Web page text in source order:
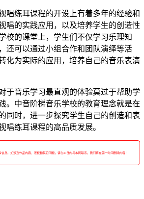
唱练耳课程的开设上有着多年的经验和
唱的实践应用，以及培养学生的创造性
校的课堂上，学生们不仅学习乐理知
还可以通过小组合作和团队演绎等活
化为实际的应用，培养自己的音乐表演
于音乐学习最直观的体验莫过于帮助学
。中音阶梯音乐学校的教育理念就是在
同时，进一步探究学生自己的创造和表
唱练耳课程的高品质发展。
息。如涉及作品内容、版权和其它问题，请在30日内与本网联系，我们将在第一时间删除内容！